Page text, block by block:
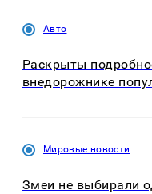
Авто
Раскрыты
внедорожнике
Мировые новости
Змеи не выбирали